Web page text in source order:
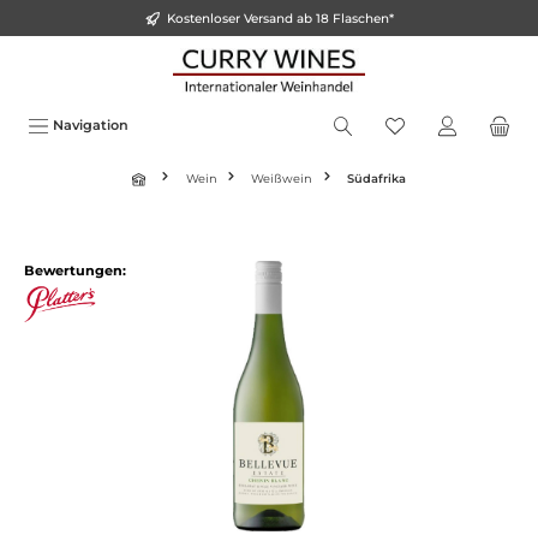
Kostenloser Versand ab 18 Flaschen*
Navigation
Wein Weißwein Südafrika
Bewertungen: